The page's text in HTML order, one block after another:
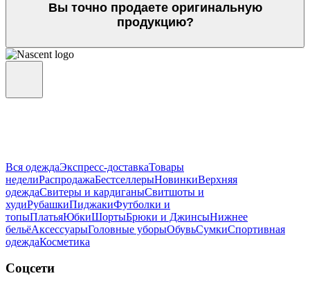
Вы точно продаете оригинальную
продукцию?
Вся одеждаЭкспресс-доставкаТовары
неделиРаспродажаБестселлерыНовинкиВерхняя
одеждаСвитеры и кардиганыСвитшоты и
худиРубашкиПиджакиФутболки и
топыПлатьяЮбкиШортыБрюки и ДжинсыНижнее
бельёАксессуарыГоловные уборыОбувьСумкиСпортивная
одеждаКосметика
Соцсети